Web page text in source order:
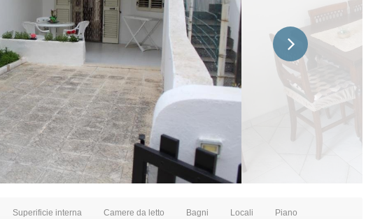
Superificie interna Camere da letto Bagni Locali Piano